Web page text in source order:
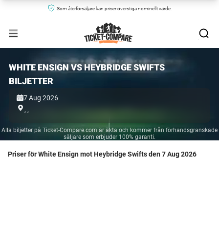
Som återförsäljare kan priser överstiga nominellt värde.
WHITE ENSIGN VS HEYBRIDGE SWIFTS
BILJETTER
7 Aug 2026
, ,
Alla biljetter på Ticket-Compare.com är äkta och kommer från förhandsgranskade
säljare som erbjuder 100% garanti.
Priser för White Ensign mot Heybridge Swifts den 7 Aug 2026